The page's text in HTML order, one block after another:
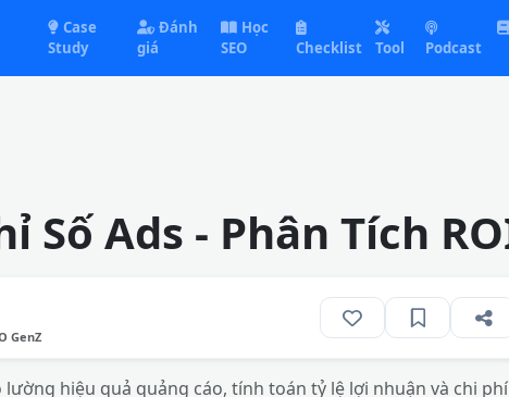
Case
Study
Đánh
giá
Học
SEO
Checklist Tool Podcast
Số Ads - Phân Tích
GenZ
hiệu quả quảng cáo, tính toán tỷ lệ lợi nhuận và chi